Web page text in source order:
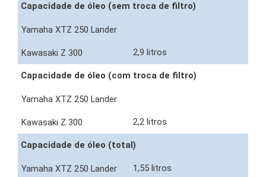
Capacidade de óleo (sem troca de filtro)
2,9 litros
Capacidade de óleo (com troca de filtro)
2,2 litros
Capacidade de óleo (total)
1,55 litros